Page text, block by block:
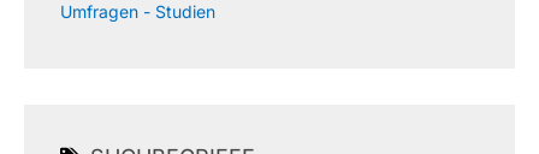
Umfragen - Studien